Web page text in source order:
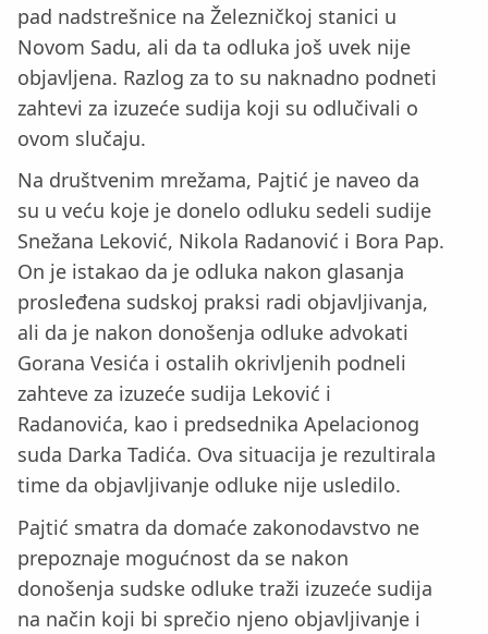
pad nadstrešnice na Železničkoj stanici u
Novom Sadu, ali da ta odluka još uvek nije
objavljena. Razlog za to su naknadno podneti
zahtevi za izuzeće sudija koji su odlučivali o
ovom slučaju.
Na društvenim mrežama, Pajtić je naveo da
su u veću koje je donelo odluku sedeli sudije
Snežana Leković, Nikola Radanović i Bora Pap.
On je istakao da je odluka nakon glasanja
prosleđena sudskoj praksi radi objavljivanja,
ali da je nakon donošenja odluke advokati
Gorana Vesića i ostalih okrivljenih podneli
zahteve za izuzeće sudija Leković i
Radanovića, kao i predsednika Apelacionog
suda Darka Tadića. Ova situacija je rezultirala
time da objavljivanje odluke nije usledilo.
Pajtić smatra da domaće zakonodavstvo ne
prepoznaje mogućnost da se nakon
donošenja sudske odluke traži izuzeće sudija
na način koji bi sprečio njeno objavljivanje i